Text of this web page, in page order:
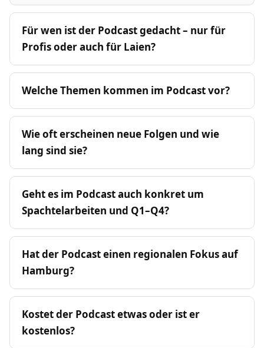
Für wen ist der Podcast gedacht – nur für
Profis oder auch für Laien?
Welche Themen kommen im Podcast vor?
Wie oft erscheinen neue Folgen und wie
lang sind sie?
Geht es im Podcast auch konkret um
Spachtelarbeiten und Q1–Q4?
Hat der Podcast einen regionalen Fokus auf
Hamburg?
Kostet der Podcast etwas oder ist er
kostenlos?